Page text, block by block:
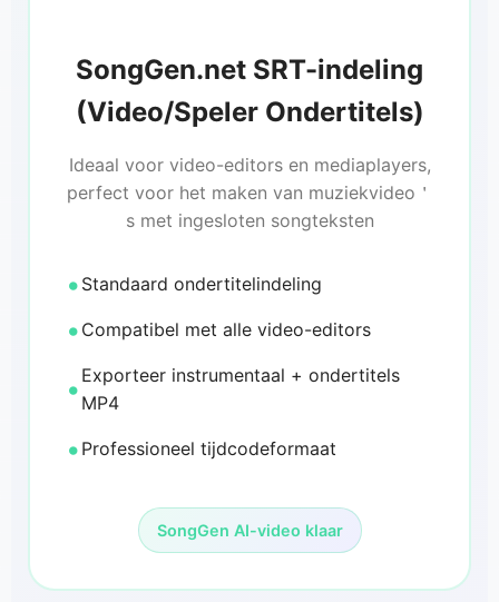
SongGen.net SRT-indeling
(Video/Speler Ondertitels)
Ideaal voor video-editors en mediaplayers,
perfect voor het maken van muziekvideo＇
s met ingesloten songteksten
Standaard ondertitelindeling
Compatibel met alle video-editors
Exporteer instrumentaal + ondertitels
MP4
Professioneel tijdcodeformaat
SongGen AI-video klaar